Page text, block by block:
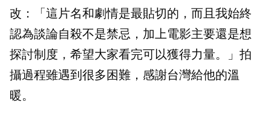
改：「這片名和劇情是最貼切的，而且我始終
認為談論自殺不是禁忌，加上電影主要還是想
探討制度，希望大家看完可以獲得力量。」拍
攝過程雖遇到很多困難，感謝台灣給他的溫
暖。